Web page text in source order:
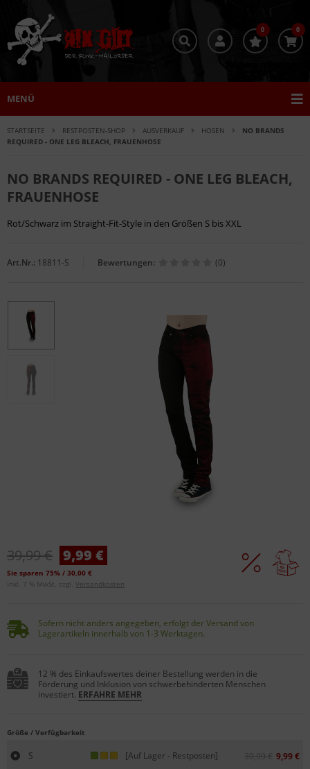
0 0
MENÜ
STARTSEITE RESTPOSTEN-SHOP AUSVERKAUF HOSEN
NO BRANDS
REQUIRED - ONE LEG BLEACH, FRAUENHOSE
NO BRANDS REQUIRED - ONE LEG BLEACH,
FRAUENHOSE
Rot/Schwarz im Straight-Fit-Style in den Größen S bis XXL
Art.Nr.: 18811-S Bewertungen: (0)
39,99 € 9,99 €
Sie sparen 75% / 30,00 €
inkl. 7 % MwSt. zzgl. Versandkosten
Sofern nicht anders angegeben, erfolgt der Versand von
Lagerartikeln innerhalb von 1-3 Werktagen.
12 % des Einkaufswertes deiner Bestellung werden in die
Förderung und Inklusion von schwerbehinderten Menschen
investiert. ERFAHRE MEHR
Größe / Verfügbarkeit
S [Auf Lager - Restposten] 39,99 € 9,99 €